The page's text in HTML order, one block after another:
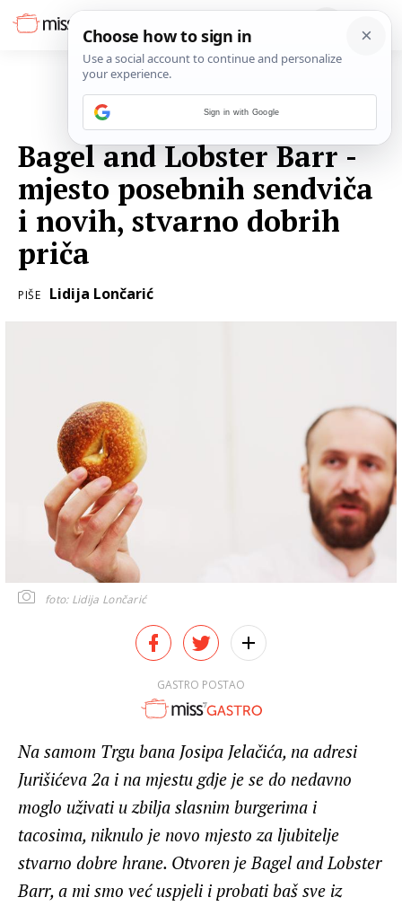
Bagel and Lobster Barr -
mjesto posebnih sendviča
i novih, stvarno dobrih
priča
PIŠE Lidija Lončarić
foto: Lidija Lončarić
GASTRO POSTAO
Na samom Trgu bana Josipa Jelačića, na adresi
Jurišićeva 2a i na mjestu gdje je se do nedavno
moglo uživati u zbilja slasnim burgerima i
tacosima, niknulo je novo mjesto za ljubitelje
stvarno dobre hrane. Otvoren je Bagel and Lobster
Barr, a mi smo već uspjeli i probati baš sve iz
Sign in with Google